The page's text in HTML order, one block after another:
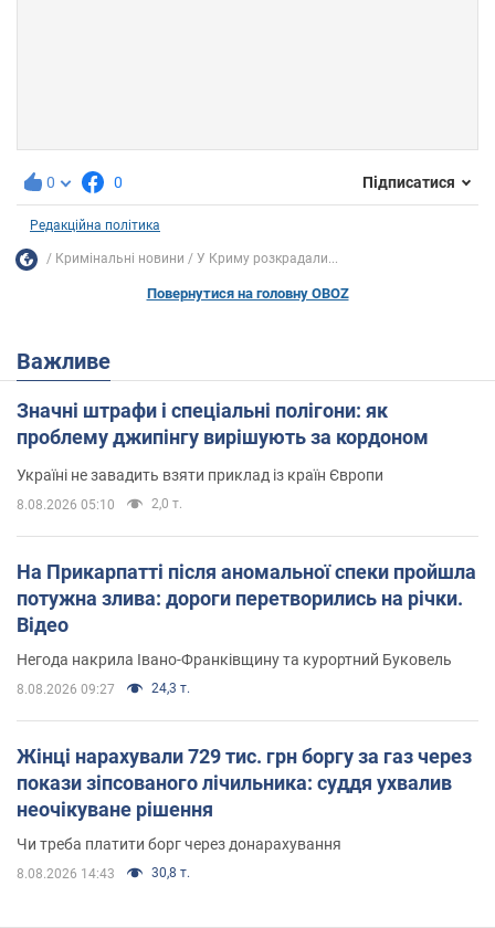
0 0 Підписатися
Редакційна політика
Кримінальні новини У Криму розкрадали...
Повернутися на головну OBOZ
Важливе
Значні штрафи і спеціальні полігони: як
проблему джипінгу вирішують за кордоном
Україні не завадить взяти приклад із країн Європи
8.08.2026 05:10 2,0 т.
На Прикарпатті після аномальної спеки пройшла
потужна злива: дороги перетворились на річки.
Відео
Негода накрила Івано-Франківщину та курортний Буковель
8.08.2026 09:27 24,3 т.
Жінці нарахували 729 тис. грн боргу за газ через
покази зіпсованого лічильника: суддя ухвалив
неочікуване рішення
Чи треба платити борг через донарахування
8.08.2026 14:43 30,8 т.